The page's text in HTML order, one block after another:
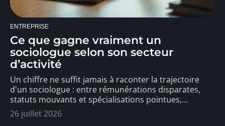
ENTREPRISE
Ce que gagne vraiment un
sociologue selon son secteur
d’activité
Un chiffre ne suffit jamais à raconter la trajectoire
d'un sociologue : entre rémunérations disparates,
statuts mouvants et spécialisations pointues,…
26 juillet 2026